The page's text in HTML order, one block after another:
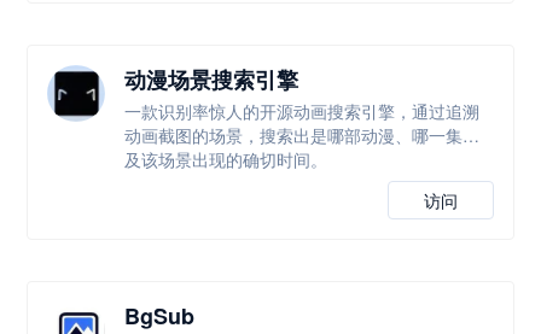
动漫场景搜索引擎
一款识别率惊人的开源动画搜索引擎，通过追溯
动画截图的场景，搜索出是哪部动漫、哪一集以
及该场景出现的确切时间。
访问
BgSub